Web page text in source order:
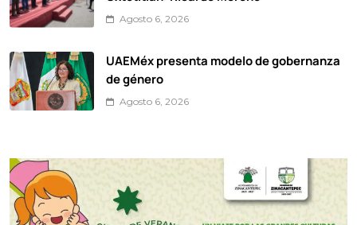
Agosto 6, 2026
UAEMéx presenta modelo de gobernanza
de género
Agosto 6, 2026